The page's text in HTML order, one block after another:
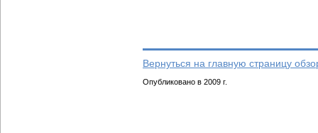
Вернуться на главную страницу
Опубликовано в 2009 г.